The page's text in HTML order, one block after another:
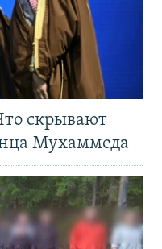
скрывают
Мухаммеда